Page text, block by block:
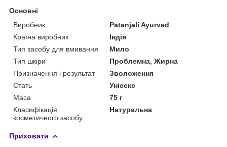
Основні
Виробник
Patanjali Ayurved
Країна виробник
Індія
Тип засобу для вмивання
Мило
Тип шкіри
Проблемна, Жирна
Призначення і результат
Зволоження
Стать
Унісекс
Маса
75 г
Класифікація
косметичного засобу
Натуральна
Приховати